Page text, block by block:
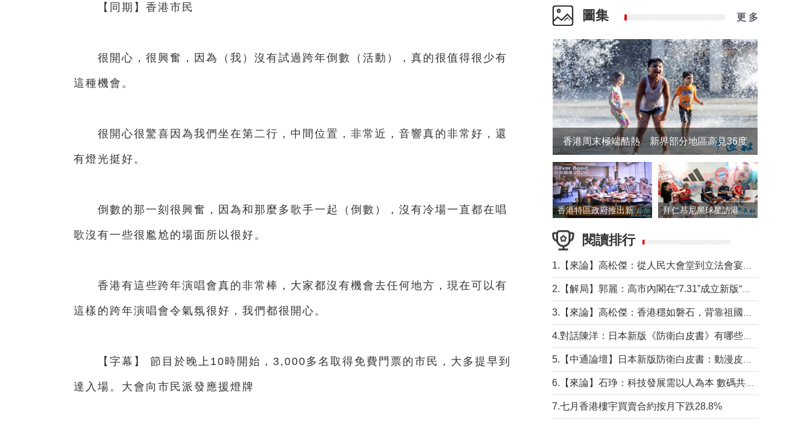
【同期】香港市民
很開心，很興奮，因為（我）沒有試過跨年倒數（活動），真的很值得很少有
這種機會。
很開心很驚喜因為我們坐在第二行，中間位置，非常近，音響真的非常好，還
有燈光挺好。
倒數的那一刻很興奮，因為和那麼多歌手一起（倒數），沒有冷場一直都在唱
歌沒有一些很尷尬的場面所以很好。
香港有這些跨年演唱會真的非常棒，大家都沒有機會去任何地方，現在可以有
這樣的跨年演唱會令氣氛很好，我們都很開心。
【字幕】 節目於晚上10時開始，3,000多名取得免費門票的市民，大多提早到
達入場。大會向市民派發應援燈牌
圖集 更 多
香港周末極端酷熱 新界部分地區高見36度
香港特區政府推出新一批銀色債券 每手1萬元保底息4.25厘 拜仁慕尼黑球星訪港 與球迷近距離互動
閱讀排行
7.七月香港樓宇買賣合約按月下跌28.8%